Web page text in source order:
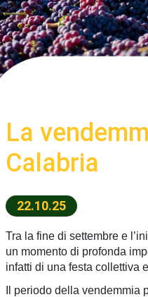
La
Calabria
22.10.25
Tra la fine di settembre e
un momento di profonda
infatti di una festa collettiva
Il periodo della